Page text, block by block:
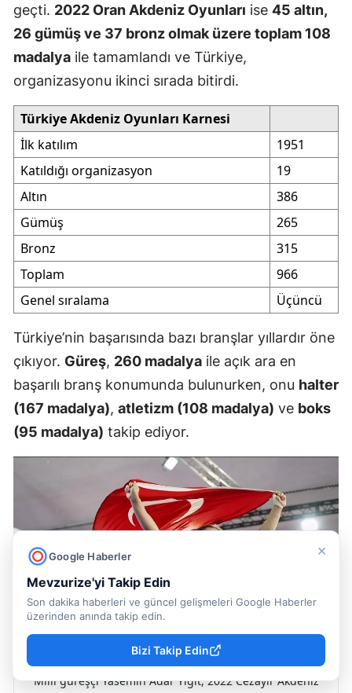
×
Google Haberler
Mevzurize'yi Takip Edin
Son dakika haberleri ve güncel gelişmeleri Google Haberler
üzerinden anında takip edin.
Bizi Takip Edin
geçti. 2022 Oran Akdeniz Oyunları ise 45 altın,
26 gümüş ve 37 bronz olmak üzere toplam 108
madalya ile tamamlandı ve Türkiye,
organizasyonu ikinci sırada bitirdi.
Türkiye Akdeniz Oyunları Karnesi
İlk katılım
1951
Katıldığı organizasyon
19
Altın
386
Gümüş
265
Bronz
315
Toplam
966
Genel sıralama
Üçüncü
Türkiye’nin başarısında bazı branşlar yıllardır öne
çıkıyor. Güreş, 260 madalya ile açık ara en
başarılı branş konumunda bulunurken, onu halter
(167 madalya), atletizm (108 madalya) ve boks
(95 madalya) takip ediyor.
Milli güreşçi Yasemin Adar Yiğit, 2022 Cezayir Akdeniz